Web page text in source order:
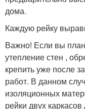
дома.
Каждую рейку
Важно! Если вы
утепление стен ,
крепить уже после
работ. В данном
изоляционных
рейки двух